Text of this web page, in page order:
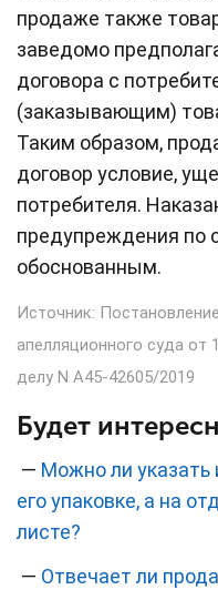
продаже также
заведомо
договора с
(заказывающим)
Таким образом,
договор условие,
потребителя.
предупреждения по
обоснованным.
Источник:
апелляционного суда от
делу N А45-42605/2019
Будет
— Можно ли
его упаковке, а на
листе?
— Отвечает ли